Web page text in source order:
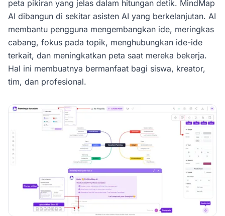
peta pikiran yang jelas dalam hitungan detik. MindMap
AI dibangun di sekitar asisten AI yang berkelanjutan. AI
membantu pengguna mengembangkan ide, meringkas
cabang, fokus pada topik, menghubungkan ide-ide
terkait, dan meningkatkan peta saat mereka bekerja.
Hal ini membuatnya bermanfaat bagi siswa, kreator,
tim, dan profesional.